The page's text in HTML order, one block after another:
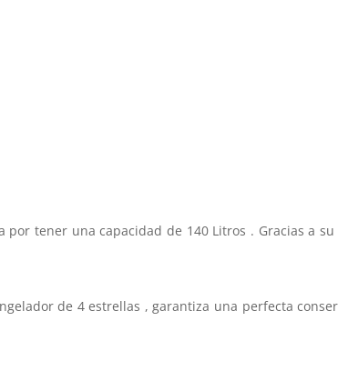
por tener una capacidad de 140 Litros . Gracias a
de 4 estrellas , garantiza una perfecta